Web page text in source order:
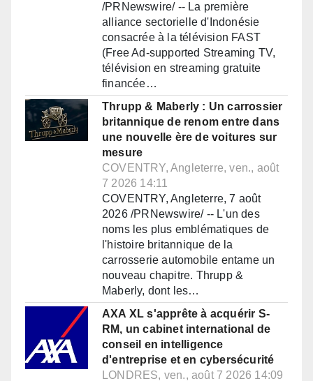
/PRNewswire/ -- La première
alliance sectorielle d'Indonésie
consacrée à la télévision FAST
(Free Ad-supported Streaming TV,
télévision en streaming gratuite
financée…
Thrupp & Maberly : Un carrossier
britannique de renom entre dans
une nouvelle ère de voitures sur
mesure
COVENTRY, Angleterre, ven., août
7 2026 14:11
COVENTRY, Angleterre, 7 août
2026 /PRNewswire/ -- L'un des
noms les plus emblématiques de
l'histoire britannique de la
carrosserie automobile entame un
nouveau chapitre. Thrupp &
Maberly, dont les…
AXA XL s'apprête à acquérir S-
RM, un cabinet international de
conseil en intelligence
d'entreprise et en cybersécurité
LONDRES, ven., août 7 2026 14:09